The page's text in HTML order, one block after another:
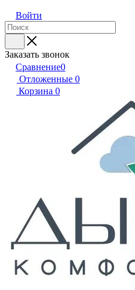
Войти
Заказать звонок
Сравнение0
Отложенные 0
Корзина 0